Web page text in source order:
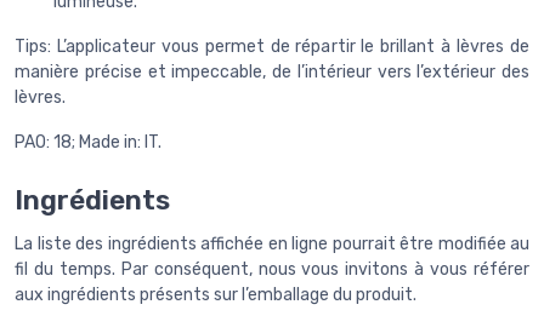
Tips: L’applicateur vous permet de répartir le brillant à lèvres de
manière précise et impeccable, de l’intérieur vers l’extérieur des
lèvres.
PAO: 18; Made in: IT.
Ingrédients
La liste des ingrédients affichée en ligne pourrait être modifiée au
fil du temps. Par conséquent, nous vous invitons à vous référer
aux ingrédients présents sur l’emballage du produit.